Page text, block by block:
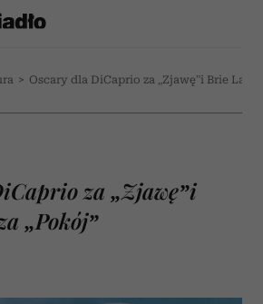
> Oscary dla DiCaprio za „Zjawę”i Brie
za „Zjawę”i
„Pokój”